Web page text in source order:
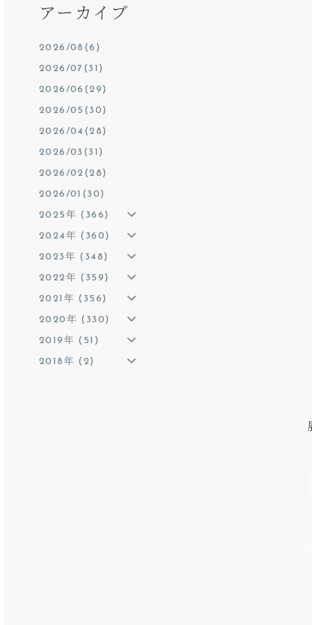
アーカイブ
2026/08(6)
2026/07(31)
2026/06(29)
2026/05(30)
2026/04(28)
2026/03(31)
2026/02(28)
2026/01(30)
2025年 (366)
2024年 (360)
2023年 (348)
2022年 (359)
2021年 (356)
2020年 (330)
2019年 (51)
2018年 (2)